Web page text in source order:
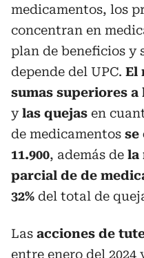
medicamentos, los
concentran en
plan de beneficios y
depende del UPC. El
sumas superiores a
ylas quejas en
de medicamentos se
11.900, además de la
parcial de de
32% del total de
Las acciones de
entre enero del 2024